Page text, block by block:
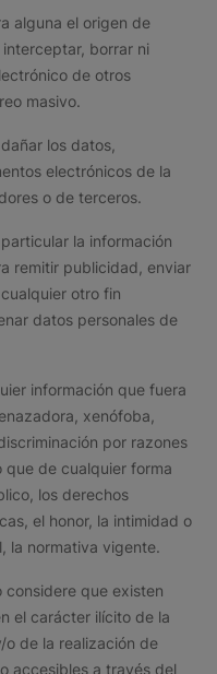
alguna el origen de
borrar ni
de otros
masivo.
los datos,
electrónicos de la
o de terceros.
la información
remitir publicidad, enviar
otro fin
datos personales de
información que fuera
xenófoba,
por razones
que de cualquier forma
los derechos
el honor, la intimidad o
la normativa vigente.
considere que existen
el carácter ilícito de la
de la realización de
accesibles a través del